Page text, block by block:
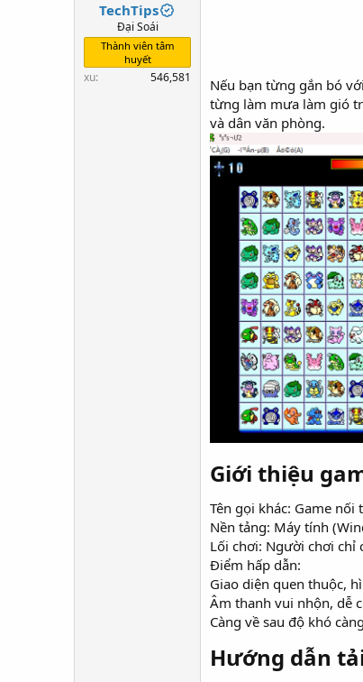
t
r
e
TechTips
Đại Soái
Thành viên tâm
huyết
xu 546,581 Nếu bạn từng gắn bó
từng làm mưa làm gió
và dân văn phòng.
Giới thiệu
Tên gọi khác: Game nối
Nền tảng: Máy tính
Lối chơi: Người chơi chỉ
Điểm hấp dẫn:
Giao diện quen thuộc,
Âm thanh vui nhộn, dễ
Càng về sau độ khó
Hướng dẫn